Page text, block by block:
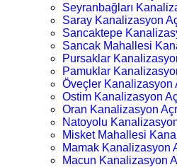
Seyranbağları
Saray Kanalizasyon
Sancaktepe
Sancak Mahallesi
Pursaklar
Pamuklar
Öveçler Kanalizasyon
Ostim Kanalizasyon
Oran Kanalizasyon
Natoyolu
Misket Mahallesi
Mamak Kanalizasyon
Macun Kanalizasyon